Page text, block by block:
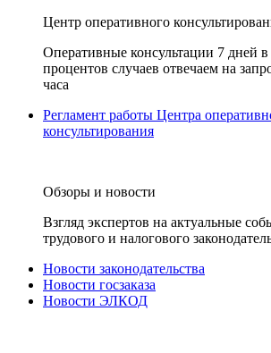
Центр оперативного
Оперативные консультации 7 дней
процентов случаев отвечаем на
часа
Регламент работы Центра
консультирования
Обзоры и новости
Взгляд экспертов на актуальные
трудового и налогового
Новости законодательства
Новости госзаказа
Новости ЭЛКОД